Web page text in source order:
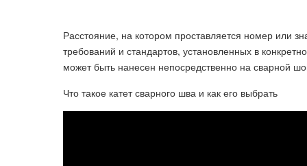
Расстояние, на котором проставляется номер или
требований и стандартов, установленных в
может быть нанесен непосредственно на сварной
Что такое катет сварного шва и как его выбрать